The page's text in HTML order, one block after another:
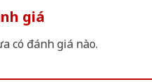
giá
có đánh giá nào.